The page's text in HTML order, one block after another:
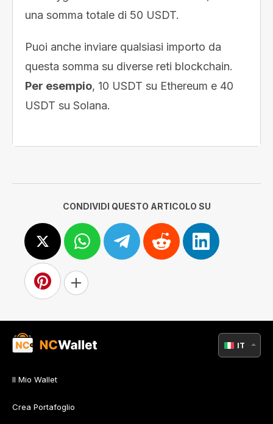
una somma totale di 50 USDT.
Puoi anche inviare qualsiasi importo da
questa somma su diverse reti blockchain.
Per esempio, 10 USDT su Ethereum e 40
USDT su Solana.
CONDIVIDI QUESTO ARTICOLO SU
Il Mio Wallet
Crea Portafoglio
IT